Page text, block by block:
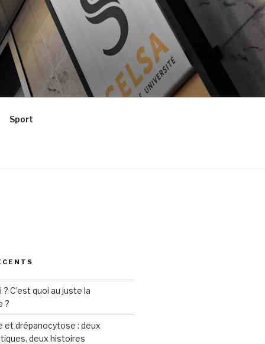
Sport
C’est quoi au juste la
?
et drépanocytose : deux
deux histoires